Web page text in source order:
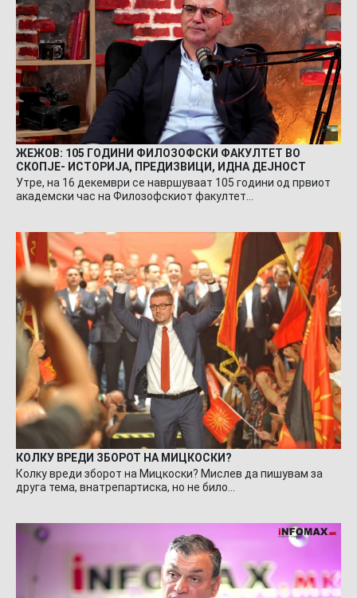
ЖЕЖОВ: 105 ГОДИНИ ФИЛОЗОФСКИ ФАКУЛТЕТ ВО
СКОПЈЕ- ИСТОРИЈА, ПРЕДИЗВИЦИ, ИДНА ДЕЈНОСТ
Утре, на 16 декември се навршуваат 105 години од првиот
академски час на Филозофскиот факултет…
КОЛКУ ВРЕДИ ЗБОРОТ НА МИЦКОСКИ?
Колку вреди зборот на Мицкоски? Мислев да пишувам за
друга тема, внатрепартиска, но не било…